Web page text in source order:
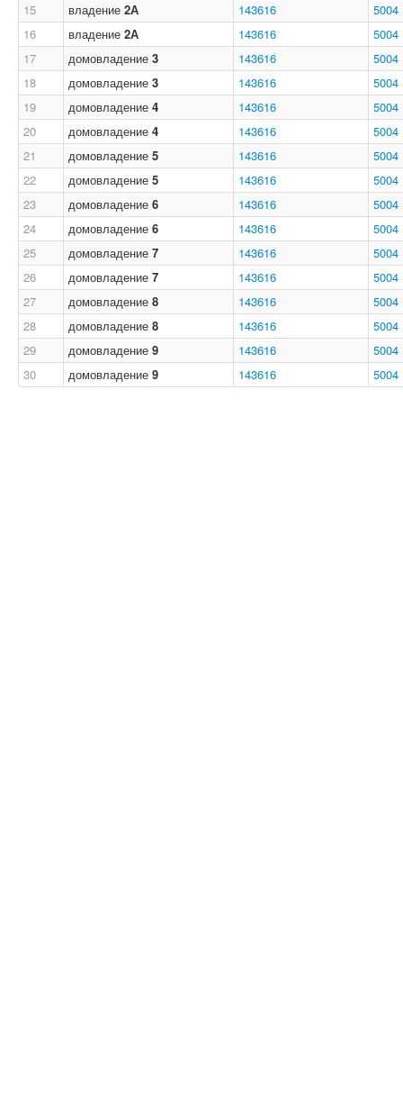
15
владение 2А 143616
5004
16
владение 2А 143616
5004
17
домовладение 3 143616
5004
18
домовладение 3 143616
5004
19
домовладение 4 143616
5004
20
домовладение 4 143616
5004
21
домовладение 5 143616
5004
22
домовладение 5 143616
5004
23
домовладение 6 143616
5004
24
домовладение 6 143616
5004
25
домовладение 7 143616
5004
26
домовладение 7 143616
5004
27
домовладение 8 143616
5004
28
домовладение 8 143616
5004
29
домовладение 9 143616
5004
30
домовладение 9 143616 5004